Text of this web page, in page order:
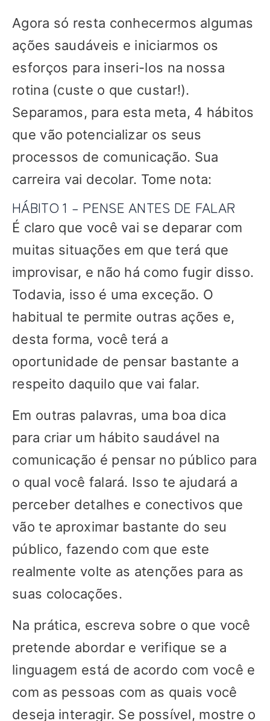
Agora só resta conhecermos algumas
ações saudáveis e iniciarmos os
esforços para inseri-los na nossa
rotina (custe o que custar!).
Separamos, para esta meta, 4 hábitos
que vão potencializar os seus
processos de comunicação. Sua
carreira vai decolar. Tome nota:
HÁBITO 1 – PENSE ANTES DE FALAR
É claro que você vai se deparar com
muitas situações em que terá que
improvisar, e não há como fugir disso.
Todavia, isso é uma exceção. O
habitual te permite outras ações e,
desta forma, você terá a
oportunidade de pensar bastante a
respeito daquilo que vai falar.
Em outras palavras, uma boa dica
para criar um hábito saudável na
comunicação é pensar no público para
o qual você falará. Isso te ajudará a
perceber detalhes e conectivos que
vão te aproximar bastante do seu
público, fazendo com que este
realmente volte as atenções para as
suas colocações.
Na prática, escreva sobre o que você
pretende abordar e verifique se a
linguagem está de acordo com você e
com as pessoas com as quais você
deseja interagir. Se possível, mostre o